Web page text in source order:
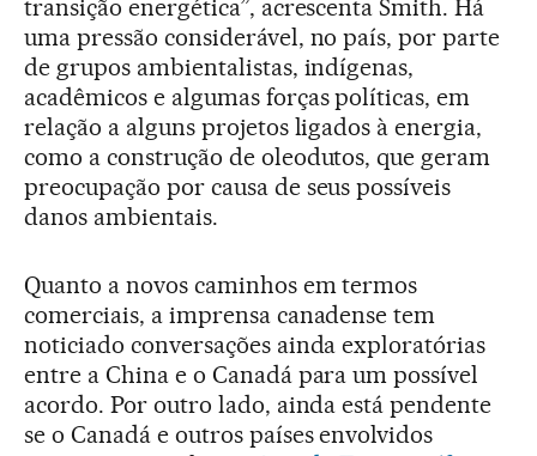
transição energética”, acrescenta Smith. Há
uma pressão considerável, no país, por parte
de grupos ambientalistas, indígenas,
acadêmicos e algumas forças políticas, em
relação a alguns projetos ligados à energia,
como a construção de oleodutos, que geram
preocupação por causa de seus possíveis
danos ambientais.
Quanto a novos caminhos em termos
comerciais, a imprensa canadense tem
noticiado conversações ainda exploratórias
entre a China e o Canadá para um possível
acordo. Por outro lado, ainda está pendente
se o Canadá e outros países envolvidos